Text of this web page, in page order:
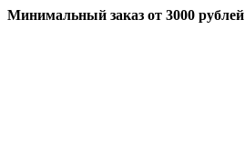
Минимальный заказ от 3000 рублей